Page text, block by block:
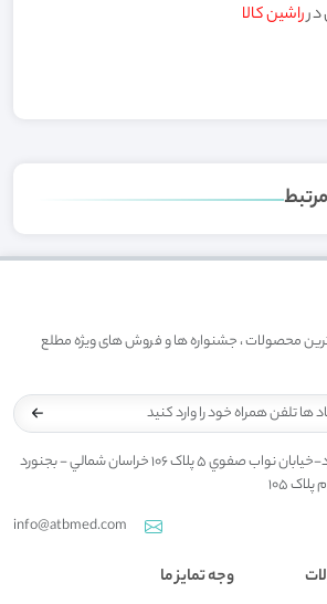
راشین کالا
محصولات ، جشنواره ها و فروش های ویژه مطلع
خراسان شمالي-بجنورد-خيابان نواب صفوي 5 پلاک 106 خراسان شمالي - بجنورد
105
info@atbmed.com
وجه تمایز ما